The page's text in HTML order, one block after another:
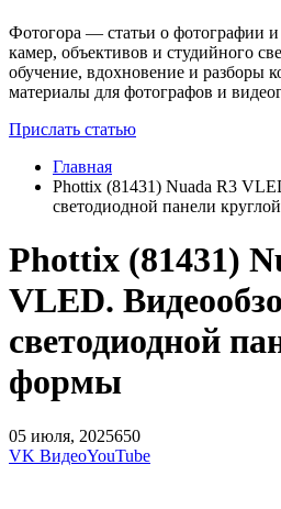
Фотогора — статьи о фотографии
камер, объективов и студийного
обучение, вдохновение и разборы
материалы для фотографов и
Прислать статью
Главная
Phottix (81431) Nuada R3
cветодиодной панели
Phottix (81431)
VLED.
cветодиодной
формы
05 июля, 2025650
VK ВидеоYouTube